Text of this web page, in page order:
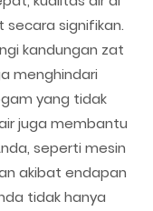
signifikan.
kandungan zat
menghindari
yang tidak
juga membantu
seperti mesin
akibat endapan
tidak hanya